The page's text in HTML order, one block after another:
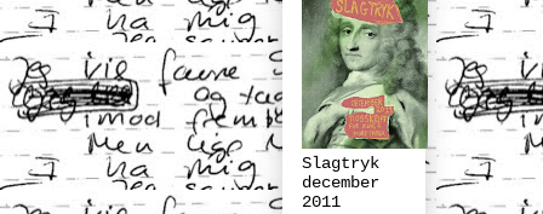
Slagtryk
december
2011